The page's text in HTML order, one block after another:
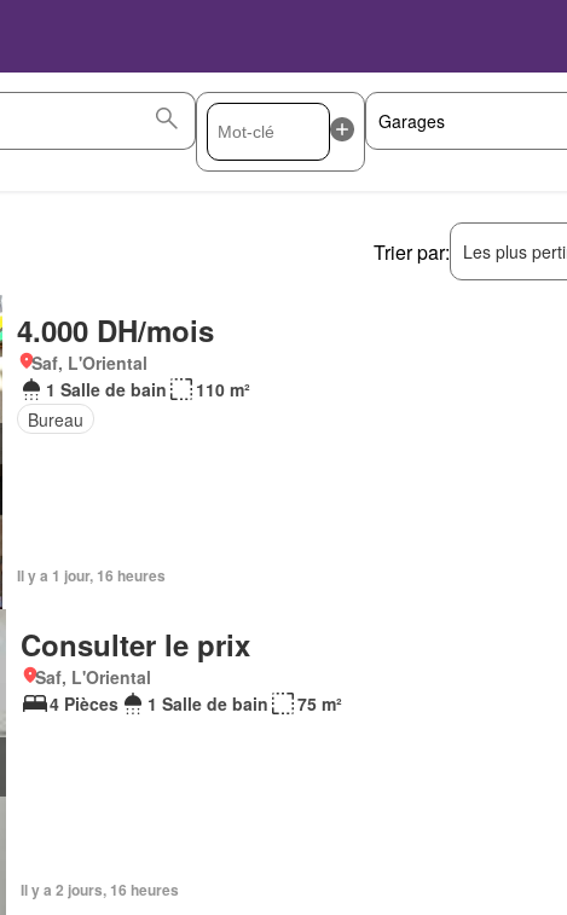
Trier par: Les plus
4.000 DH/mois
Saf, L'Oriental
1 Salle de bain
110 m²
Bureau
Il y a 1 jour, 16 heures
Consulter le prix
Saf, L'Oriental
4 Pièces
1 Salle de bain 75 m²
Il y a 2 jours, 16 heures